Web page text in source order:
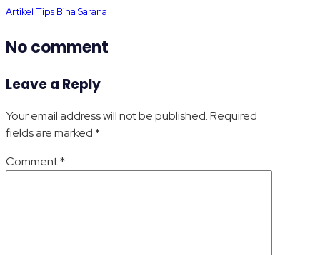
Artikel Tips Bina Sarana
No comment
Leave a Reply
Your email address will not be published.Required
fields are marked*
Comment*